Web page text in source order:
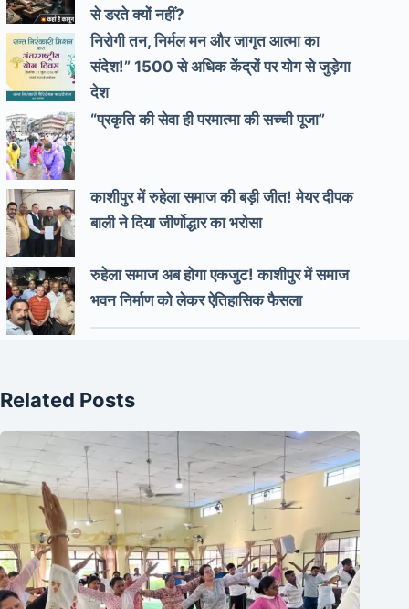
से डरते क्यों नहीं?
निरोगी तन, निर्मल मन और जागृत आत्मा का
संदेश!” 1500 से अधिक केंद्रों पर योग से जुड़ेगा
देश
“प्रकृति की सेवा ही परमात्मा की सच्ची पूजा”
काशीपुर में रुहेला समाज की बड़ी जीत! मेयर दीपक
बाली ने दिया जीर्णोद्धार का भरोसा
रुहेला समाज अब होगा एकजुट! काशीपुर में समाज
भवन निर्माण को लेकर ऐतिहासिक फैसला
Related Posts